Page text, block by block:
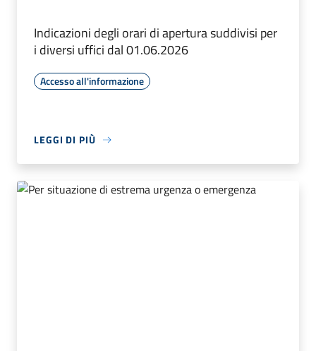
Indicazioni degli orari di apertura suddivisi per
i diversi uffici dal 01.06.2026
Accesso all'informazione
LEGGI DI PIÙ